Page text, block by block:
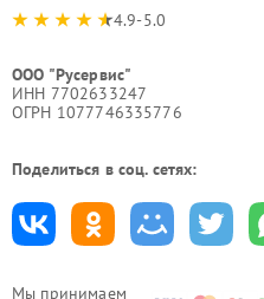
Мы принимаем
4.9-5.0
ООО "Русервис"
ИНН 7702633247
ОГРН 1077746335776
Поделиться в соц. сетях: